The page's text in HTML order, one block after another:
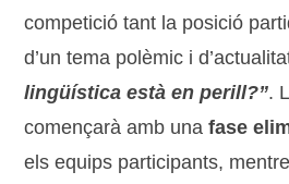
competició tant la posició
d’un tema polèmic i
lingüística està en perill?”.
començarà amb unafase
els equips participants,